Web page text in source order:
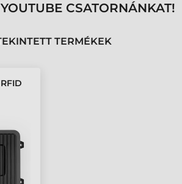
CSATORNÁNKAT!
TERMÉKEK